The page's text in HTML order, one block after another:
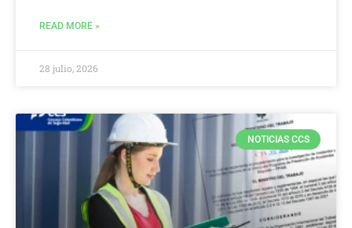
READ MORE »
28 julio, 2026
NOTICIAS CCS